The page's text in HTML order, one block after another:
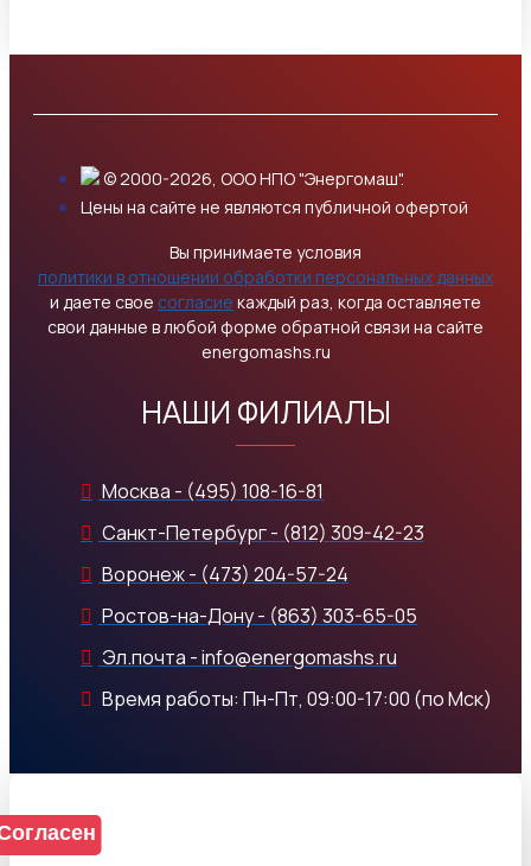
© 2000-2026, ООО НПО "Энергомаш".
Цены на сайте не являются публичной офертой
Вы принимаете условия
политики в отношении обработки персональных данных
и даете свое согласие каждый раз, когда оставляете
свои данные в любой форме обратной связи на сайте
energomashs.ru
НАШИ ФИЛИАЛЫ
Москва - (495) 108-16-81
Санкт-Петербург - (812) 309-42-23
Воронеж - (473) 204-57-24
Ростов-на-Дону - (863) 303-65-05
Эл.почта - info@energomashs.ru
Время работы: Пн-Пт, 09:00-17:00 (по Мск)